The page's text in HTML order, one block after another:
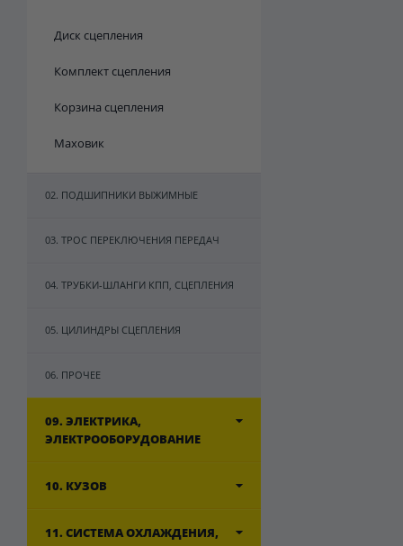
Диск сцепления
Комплект сцепления
Корзина сцепления
Маховик
02. ПОДШИПНИКИ ВЫЖИМНЫЕ
03. ТРОС ПЕРЕКЛЮЧЕНИЯ ПЕРЕДАЧ
04. ТРУБКИ-ШЛАНГИ КПП, СЦЕПЛЕНИЯ
05. ЦИЛИНДРЫ СЦЕПЛЕНИЯ
06. ПРОЧЕЕ
09. ЭЛЕКТРИКА,
ЭЛЕКТРООБОРУДОВАНИЕ
10. КУЗОВ
11. СИСТЕМА ОХЛАЖДЕНИЯ,